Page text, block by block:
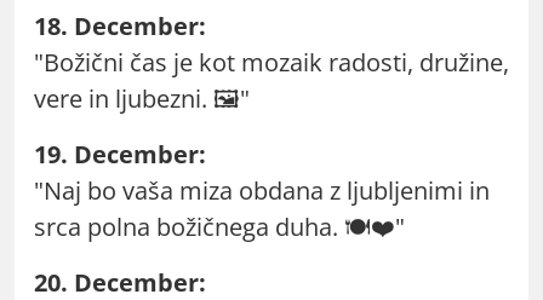
18. December:
"Božični čas je kot mozaik radosti, družine,
vere in ljubezni. 🖼️"
19. December:
"Naj bo vaša miza obdana z ljubljenimi in
srca polna božičnega duha. 🍽️❤️"
20. December: